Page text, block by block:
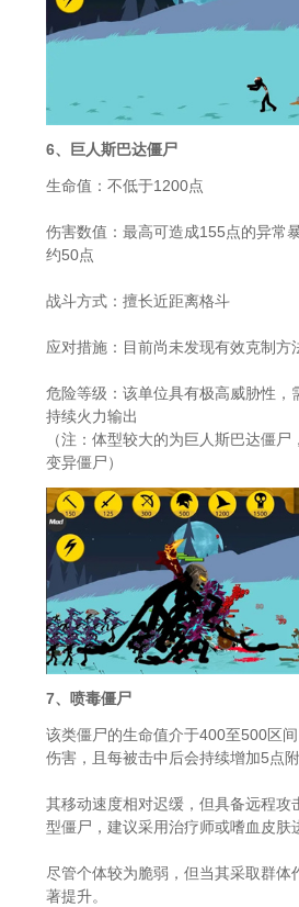
6、巨人斯巴达僵尸
生命值：不低于1200点
伤害数值：最高可造成155点的异常
约50点
战斗方式：擅长近距离格斗
应对措施：目前尚未发现有效克制方
危险等级：该单位具有极高威胁性，
持续火力输出
（注：体型较大的为巨人斯巴达僵
变异僵尸）
7、喷毒僵尸
该类僵尸的生命值介于400至500区
伤害，且每被击中后会持续增加5点附
其移动速度相对迟缓，但具备远程攻
型僵尸，建议采用治疗师或嗜血皮肤
尽管个体较为脆弱，但当其采取群体
著提升。